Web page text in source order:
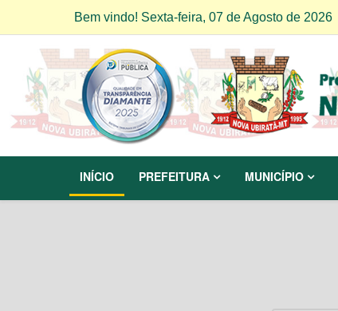
Bem vindo! Sexta-feira, 07 de Agosto de 2026
INÍCIO PREFEITURA MUNICÍPIO